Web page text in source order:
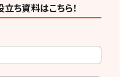
ち資料はこちら！